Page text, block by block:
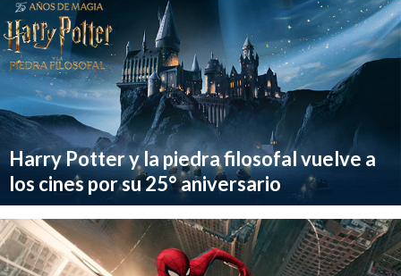
Harry Potter y la piedra filosofal vuelve a
los cines por su 25° aniversario